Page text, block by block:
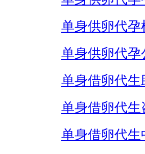
单身供卵代孕
单身供卵代孕
单身借卵代生
单身借卵代生
单身借卵代生